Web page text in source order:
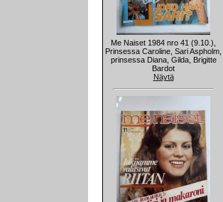
Me Naiset 1984 nro 41 (9.10.),
Prinsessa Caroline, Sari Aspholm,
prinsessa Diana, Gilda, Brigitte
Bardot
Näytä